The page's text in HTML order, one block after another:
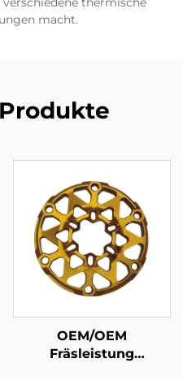
macht.
OEM/OEM
Fräsleistung